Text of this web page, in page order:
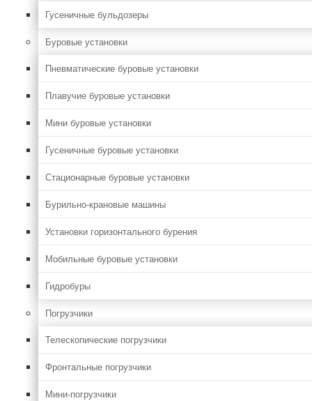
Гусеничные бульдозеры
Буровые установки
Пневматические буровые установки
Плавучие буровые установки
Мини буровые установки
Гусеничные буровые установки
Стационарные буровые установки
Бурильно-крановые машины
Установки горизонтального бурения
Мобильные буровые установки
Гидробуры
Погрузчики
Телескопические погрузчики
Фронтальные погрузчики
Мини-погрузчики